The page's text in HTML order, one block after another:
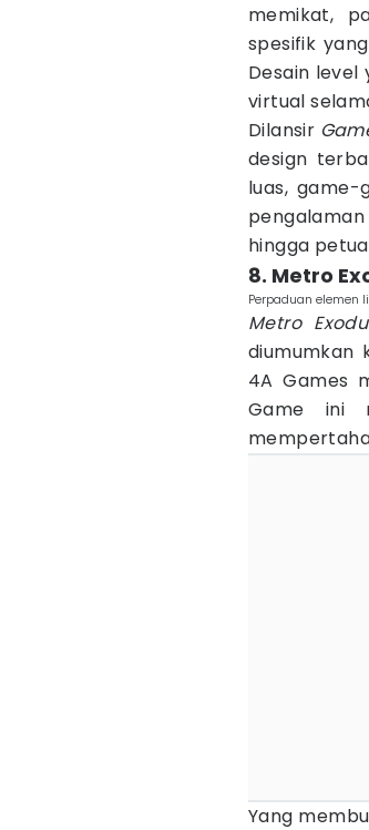
memikat,
spesifik
Desain
virtual
Dilansir
design
luas,
hingga
8. Metro
Perpaduan elemen
Metro
diumumkan
4A Games
Game ini
Yang